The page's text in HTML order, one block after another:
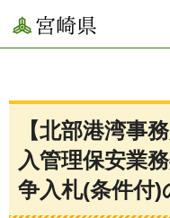
宮崎県
【北部港湾事
入管理保安業
争入札(条件付